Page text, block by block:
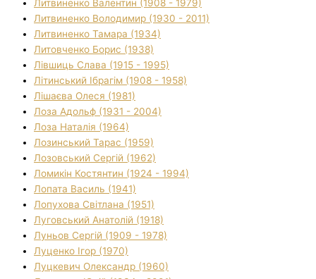
Литвиненко Валентин (1908 - 1979)
Литвиненко Володимир (1930 - 2011)
Литвиненко Тамара (1934)
Литовченко Борис (1938)
Лівшиць Слава (1915 - 1995)
Літинський Ібрагім (1908 - 1958)
Лішаєва Олеся (1981)
Лоза Адольф (1931 - 2004)
Лоза Наталія (1964)
Лозинський Тарас (1959)
Лозовський Сергій (1962)
Ломикін Костянтин (1924 - 1994)
Лопата Василь (1941)
Лопухова Світлана (1951)
Луговський Анатолій (1918)
Луньов Сергій (1909 - 1978)
Луценко Ігор (1970)
Луцкевич Олександр (1960)